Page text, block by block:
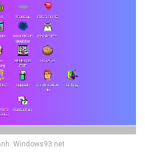
Windows93.net